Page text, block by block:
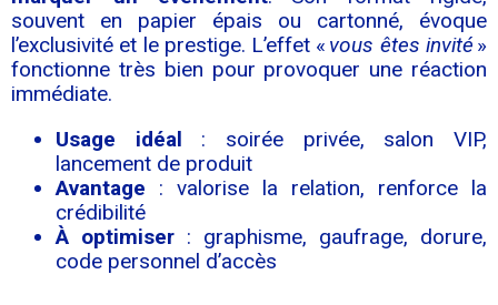
souvent en papier épais ou cartonné, évoque
l’exclusivité et le prestige. L’effet « vous êtes invité »
fonctionne très bien pour provoquer une réaction
immédiate.
Usage idéal : soirée privée, salon VIP,
lancement de produit
Avantage : valorise la relation, renforce la
crédibilité
À optimiser : graphisme, gaufrage, dorure,
code personnel d’accès